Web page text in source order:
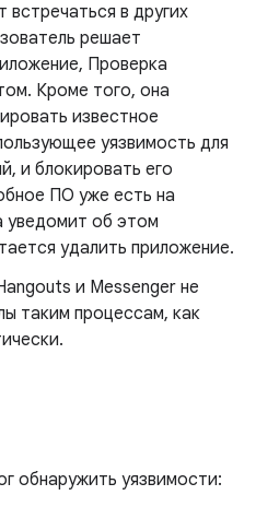
в других
решает
Проверка
Кроме того, она
известное
уязвимость для
и блокировать его
ПО уже есть на
уведомит об этом
удалить приложение.
и Messenger не
таким процессам, как
обнаружить уязвимости: